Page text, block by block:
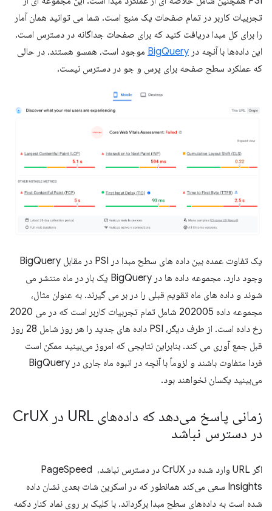
تجربیات کاربر در تمام صفحات یک منبع است. شما می توانید همان آمار
را برای کل مبدا دریافت کنید که برای صفحات جداگانه در دسترس است.
این داده‌ها با آنچه در BigQuery موجود است، همسو هستند، در حالی
که عملکرد سطح صفحه برای پرس و جو در دسترس نیست.
یک تفاوت عمده بین داده های سطح مبدا در PSI در مقابل BigQuery
وجود دارد. مجموعه داده ها در BigQuery یک بار در ماه منتشر می
شوند و داده های ماه تقویم قبلی را در بر می گیرند. به عنوان مثال،
مجموعه داده 202005 شامل تمام تجربیات کاربر است که در می 2020
رخ داده است. از طرف دیگر، PSI داده های جدید را هر روز شامل 28 روز
قبل جمع آوری می کند. بنابراین نتایجی که امروز می‌بینید ممکن است
فردا متفاوت باشند و لزوماً با آنچه در انبوه ماه جاری در BigQuery
می‌بینید یکسان نخواهند بود.
زمانی پاسخ می‌دهد که داده‌های URL در Cr
UX
در دسترس نباشد
اگر URL وارد شده در CrUX در دسترس نباشد، PageSpeed ​​
Insights سعی می‌کند همانطور که در اسکرین شات بعدی نشان داده
شده است به داده‌های سطح مبدا برگرداند. با کلیک بر روی نماد کنار دکمه